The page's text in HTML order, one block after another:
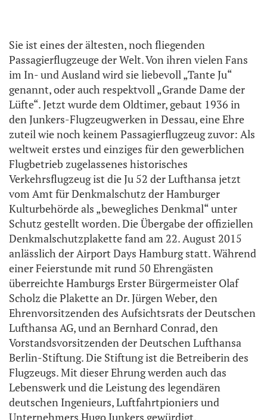
Sie ist eines der ältesten, noch fliegenden
Passagierflugzeuge der Welt. Von ihren vielen Fans
im In- und Ausland wird sie liebevoll „Tante Ju“
genannt, oder auch respektvoll „Grande Dame der
Lüfte“. Jetzt wurde dem Oldtimer, gebaut 1936 in
den Junkers-Flugzeugwerken in Dessau, eine Ehre
zuteil wie noch keinem Passagierflugzeug zuvor: Als
weltweit erstes und einziges für den gewerblichen
Flugbetrieb zugelassenes historisches
Verkehrsflugzeug ist die Ju 52 der Lufthansa jetzt
vom Amt für Denkmalschutz der Hamburger
Kulturbehörde als „bewegliches Denkmal“ unter
Schutz gestellt worden. Die Übergabe der offiziellen
Denkmalschutzplakette fand am 22. August 2015
anlässlich der Airport Days Hamburg statt. Während
einer Feierstunde mit rund 50 Ehrengästen
überreichte Hamburgs Erster Bürgermeister Olaf
Scholz die Plakette an Dr. Jürgen Weber, den
Ehrenvorsitzenden des Aufsichtsrats der Deutschen
Lufthansa AG, und an Bernhard Conrad, den
Vorstandsvorsitzenden der Deutschen Lufthansa
Berlin-Stiftung. Die Stiftung ist die Betreiberin des
Flugzeugs. Mit dieser Ehrung werden auch das
Lebenswerk und die Leistung des legendären
deutschen Ingenieurs, Luftfahrtpioniers und
Unternehmers Hugo Junkers gewürdigt.